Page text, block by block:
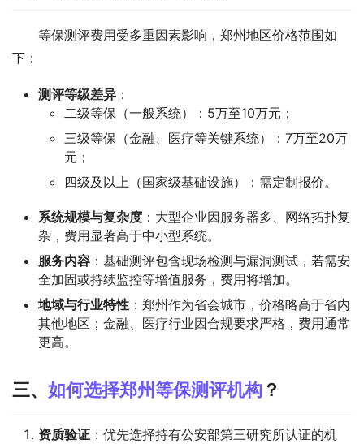
等保测评费用受多重因素影响，郑州地区价格范围如
下：
测评等级差异 ‌：
二级等保（一般系统）：5万至10万元；
三级等保（金融、医疗等关键系统）：7万至20万
元；
四级及以上（国家级基础设施）：需定制报价。
系统规模与复杂度 ‌：大型企业因服务器多、网络拓扑复
杂，费用显著高于中小型系统。
服务内容 ‌：基础测评包含现场检测与漏洞测试，若需安
全加固或持续监控等增值服务，费用将增加。
地域与行业特性 ‌：郑州作为省会城市，价格略高于省内
其他地区；金融、医疗行业因合规要求严格，费用通常
更高。
三、 如何选择郑州等保测评机构 ？
资质验证 ‌：优先选择持有公安部第三研究所认证的机